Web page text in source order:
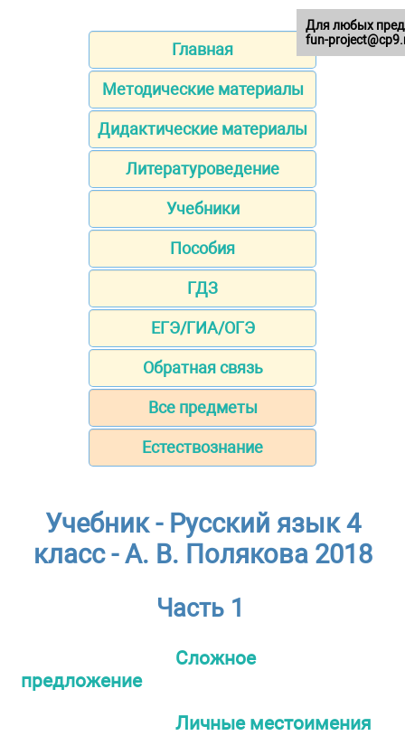
Главная
Методические материалы
Дидактические материалы
Литературоведение
Учебники
Пособия
ГДЗ
ЕГЭ/ГИА/ОГЭ
Обратная связь
Все предметы
Естествознание
Учебник - Русский язык 4
класс - А. В. Полякова 2018
Часть 1
Сложное
предложение
Личные местоимения
Для любых
fun-